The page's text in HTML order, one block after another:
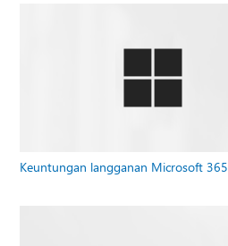
Keuntungan langganan Microsoft 365